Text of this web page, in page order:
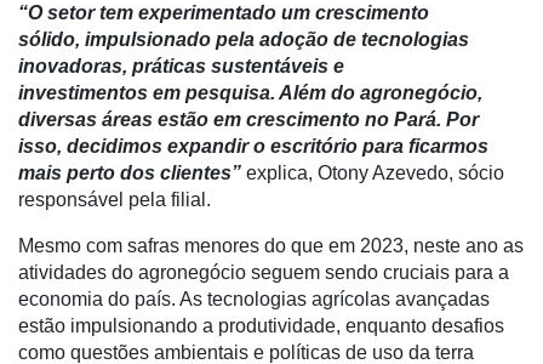
Minha
conta
Notícias
Destaque
Mercado
Troca
de
Cadeira
“O setor tem experimentado um crescimento
sólido, impulsionado pela adoção de tecnologias
inovadoras, práticas sustentáveis e
investimentos em pesquisa. Além do agronegócio,
diversas áreas estão em crescimento no Pará. Por
isso, decidimos expandir o escritório para ficarmos
mais perto dos clientes” explica, Otony Azevedo, sócio
responsável pela filial.
Mesmo com safras menores do que em 2023, neste ano as
atividades do agronegócio seguem sendo cruciais para a
economia do país. As tecnologias agrícolas avançadas
estão impulsionando a produtividade, enquanto desafios
como questões ambientais e políticas de uso da terra